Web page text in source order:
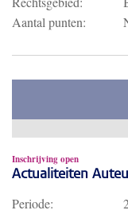
Aantal punten:
Inschrijving open
Actualiteiten
Periode: